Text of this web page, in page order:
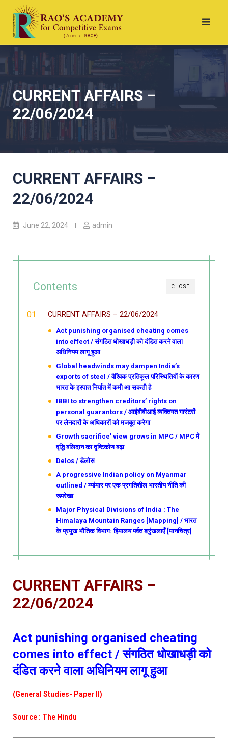
CURRENT AFFAIRS –
22/06/2024
CURRENT AFFAIRS –
22/06/2024
June 22, 2024 admin
CLOSE
Contents
CURRENT AFFAIRS – 22/06/2024
Act punishing organised cheating comes
into effect / संगठित धोखाधड़ी को दंडित करने वाला
अधिनियम लागू हुआ
Global headwinds may dampen India’s
exports of steel / वैश्विक प्रतिकूल परिस्थितियों के कारण
भारत के इस्पात निर्यात में कमी आ सकती है
IBBI to strengthen creditors’ rights on
personal guarantors / आईबीबीआई व्यक्तिगत गारंटरों
पर लेनदारों के अधिकारों को मजबूत करेगा
Growth sacrifice’ view grows in MPC / MPC में
वृद्धि बलिदान का दृष्टिकोण बढ़ा
Delos / डेलोस
A progressive Indian policy on Myanmar
outlined / म्यांमार पर एक प्रगतिशील भारतीय नीति की
रूपरेखा
Major Physical Divisions of India : The
Himalaya Mountain Ranges [Mapping] / भारत
के प्रमुख भौतिक विभाग: हिमालय पर्वत श्रृंखलाएँ [मानचित्र]
CURRENT AFFAIRS –
22/06/2024
Act punishing organised cheating
comes into effect / संगठित धोखाधड़ी को
दंडित करने वाला अधिनियम लागू हुआ
(General Studies- Paper II)
Source : The Hindu